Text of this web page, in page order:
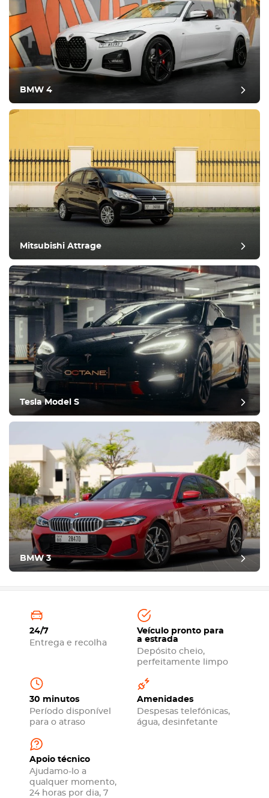
BMW 4
Mitsubishi Attrage
Tesla Model S
BMW 3
24/7
Entrega e recolha
Veículo pronto para
a estrada
Depósito cheio,
perfeitamente limpo
30 minutos
Período disponível
para o atraso
Amenidades
Despesas telefónicas,
água, desinfetante
Apoio técnico
Ajudamo-lo a
qualquer momento,
24 horas por dia, 7